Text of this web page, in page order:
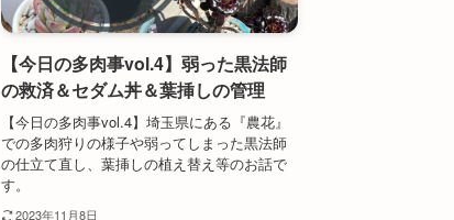
【今日の多肉事vol.4】弱った黒法師
の救済＆セダム丼＆葉挿しの管理
【今日の多肉事vol.4】埼玉県にある『農花』
での多肉狩りの様子や弱ってしまった黒法師
の仕立て直し、葉挿しの植え替え等のお話で
す。
2023年11月8日